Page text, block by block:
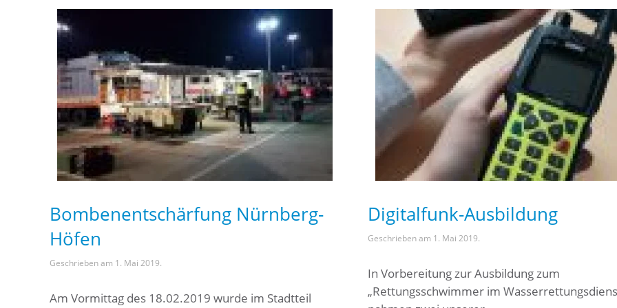
Bombenentschärfung Nürnberg-
Höfen
Geschrieben am 1. Mai 2019.
Am Vormittag des 18.02.2019 wurde im Stadtteil
Digitalfunk-Ausbildung
Geschrieben am 1. Mai 2019.
In Vorbereitung zur Ausbildung zum
„Rettungsschwimmer im